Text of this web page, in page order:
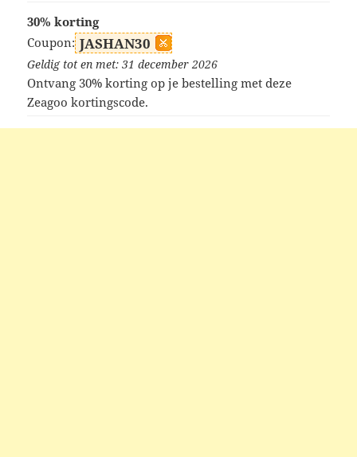
30% korting
Coupon: JASHAN30
Geldig tot en met: 31 december 2026
Ontvang 30% korting op je bestelling met deze
Zeagoo kortingscode.